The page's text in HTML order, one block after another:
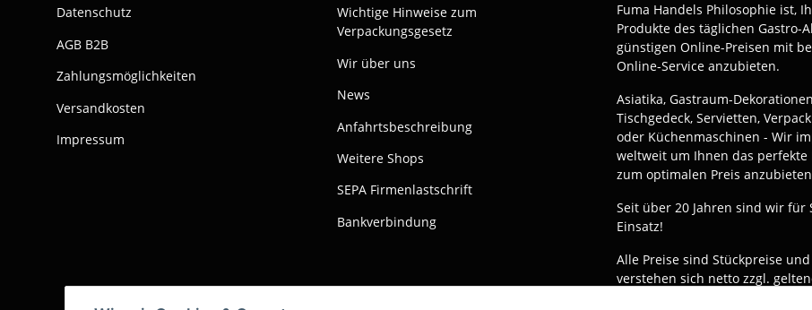
Datenschutz
AGB B2B
Zahlungsmöglichkeiten
Versandkosten
Impressum
Wichtige Hinweise zum
Verpackungsgesetz
Wir über uns
News
Anfahrtsbeschreibung
Weitere Shops
SEPA Firmenlastschrift
Bankverbindung
Fuma Handels Philosophie ist,
Produkte des täglichen Gastro-
günstigen Online-Preisen mit
Online-Service anzubieten.
Asiatika, Gastraum-
Tischgedeck, Servietten,
oder Küchenmaschinen - Wir
weltweit um Ihnen das perfekte
zum optimalen Preis
Seit über 20 Jahren sind wir für
Einsatz!
Alle Preise sind Stückpreise und
verstehen sich netto zzgl.